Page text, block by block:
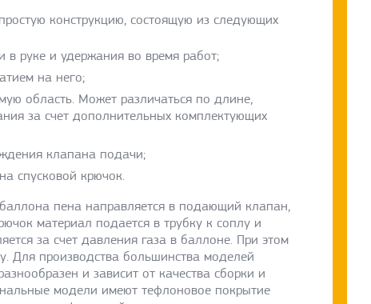
конструкцию, состоящую из следующих
в руке и удержания во время работ;
на него;
область. Может различаться по длине,
за счет дополнительных комплектующих
клапана подачи;
спусковой крючок.
пена направляется в подающий клапан,
материал подается в трубку к соплу и
за счет давления газа в баллоне. При этом
Для производства большинства моделей
и зависит от качества сборки и
модели имеют тефлоновое покрытие